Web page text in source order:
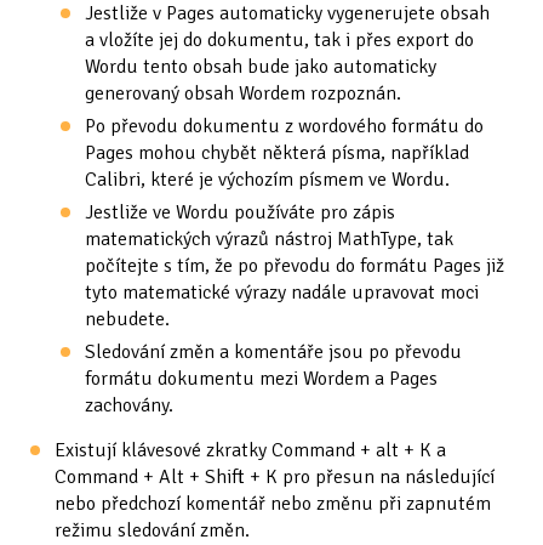
Jestliže v Pages automaticky vygenerujete obsah
a vložíte jej do dokumentu, tak i přes export do
Wordu tento obsah bude jako automaticky
generovaný obsah Wordem rozpoznán.
Po převodu dokumentu z wordového formátu do
Pages mohou chybět některá písma, například
Calibri, které je výchozím písmem ve Wordu.
Jestliže ve Wordu používáte pro zápis
matematických výrazů nástroj MathType, tak
počítejte s tím, že po převodu do formátu Pages již
tyto matematické výrazy nadále upravovat moci
nebudete.
Sledování změn a komentáře jsou po převodu
formátu dokumentu mezi Wordem a Pages
zachovány.
Existují klávesové zkratky Command + alt + K a
Command + Alt + Shift + K pro přesun na následující
nebo předchozí komentář nebo změnu při zapnutém
režimu sledování změn.